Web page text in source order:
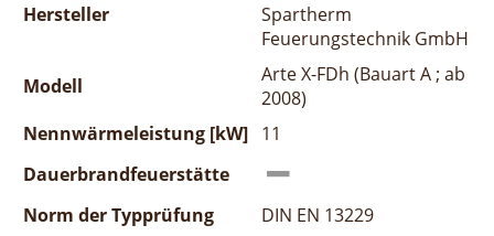
Hersteller
Spartherm
Feuerungstechnik GmbH
Modell
Arte X-FDh (Bauart A ; ab
2008)
Nennwärmeleistung [kW] 11
Dauerbrandfeuerstätte
Norm der Typprüfung
DIN EN 13229